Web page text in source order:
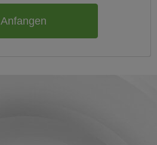
Anfangen